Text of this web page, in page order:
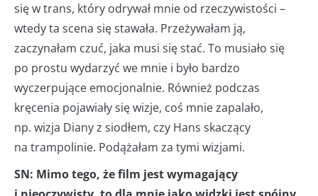
się w trans, który odrywał mnie od rzeczywistości –
wtedy ta scena się stawała. Przeżywałam ją,
zaczynałam czuć, jaka musi się stać. To musiało się
po prostu wydarzyć we mnie i było bardzo
wyczerpujące emocjonalnie. Również podczas
kręcenia pojawiały się wizje, coś mnie zapalało,
np. wizja Diany z siodłem, czy Hans skaczący
na trampolinie. Podążałam za tymi wizjami.
SN: Mimo tego, że film jest wymagający